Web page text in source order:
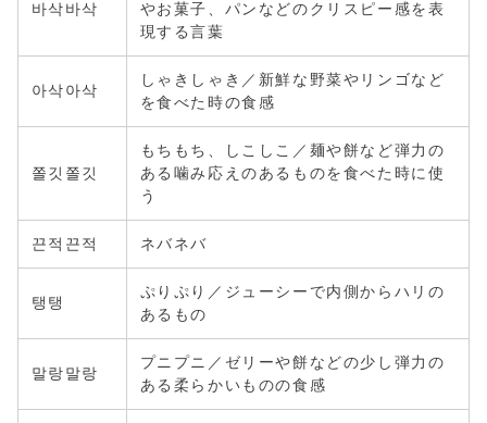
바삭바삭
やお菓子、パンなどのクリスピー感を表
現する言葉
아삭아삭
しゃきしゃき／新鮮な野菜やリンゴなど
を食べた時の食感
쫄깃쫄깃
もちもち、しこしこ／麺や餅など弾力の
ある噛み応えのあるものを食べた時に使
う
끈적끈적 ネバネバ
탱탱
ぷりぷり／ジューシーで内側からハリの
あるもの
말랑말랑
プニプニ／ゼリーや餅などの少し弾力の
ある柔らかいものの食感